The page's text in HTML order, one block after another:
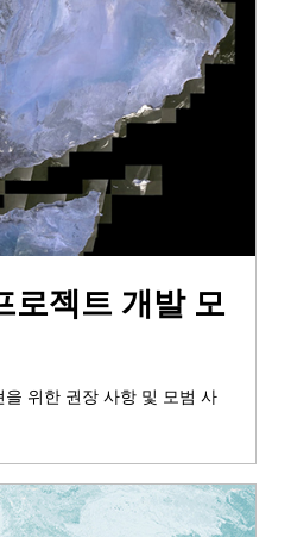
젝트 개발 모
위한 권장 사항 및 모범 사